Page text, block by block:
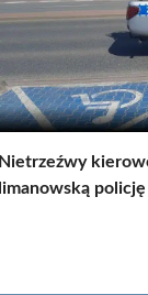
Nietrzeźwy
limanowską policję